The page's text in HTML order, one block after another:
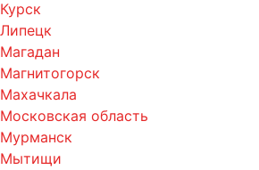
Курск
Липецк
Магадан
Магнитогорск
Махачкала
Московская область
Мурманск
Мытищи